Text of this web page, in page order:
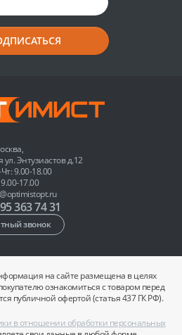
ул. Энтузиастов д.12
9.00-18.00
17.00
363 74 31
звонок
на сайте размещена в целях
ознакомиться с товаром перед
публичной офертой (статья 437 ГК РФ).
в отношении обработки персональных